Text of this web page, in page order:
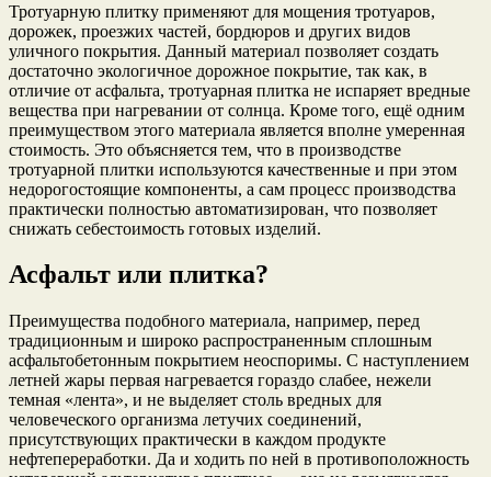
Тротуарную плитку применяют для мощения тротуаров,
дорожек, проезжих частей, бордюров и других видов
уличного покрытия. Данный материал позволяет создать
достаточно экологичное дорожное покрытие, так как, в
отличие от асфальта, тротуарная плитка не испаряет вредные
вещества при нагревании от солнца. Кроме того, ещё одним
преимуществом этого материала является вполне умеренная
стоимость. Это объясняется тем, что в производстве
тротуарной плитки используются качественные и при этом
недорогостоящие компоненты, а сам процесс производства
практически полностью автоматизирован, что позволяет
снижать себестоимость готовых изделий.
Асфальт или плитка?
Преимущества подобного материала, например, перед
традиционным и широко распространенным сплошным
асфальтобетонным покрытием неоспоримы. С наступлением
летней жары первая нагревается гораздо слабее, нежели
темная «лента», и не выделяет столь вредных для
человеческого организма летучих соединений,
присутствующих практически в каждом продукте
нефтепереработки. Да и ходить по ней в противоположность